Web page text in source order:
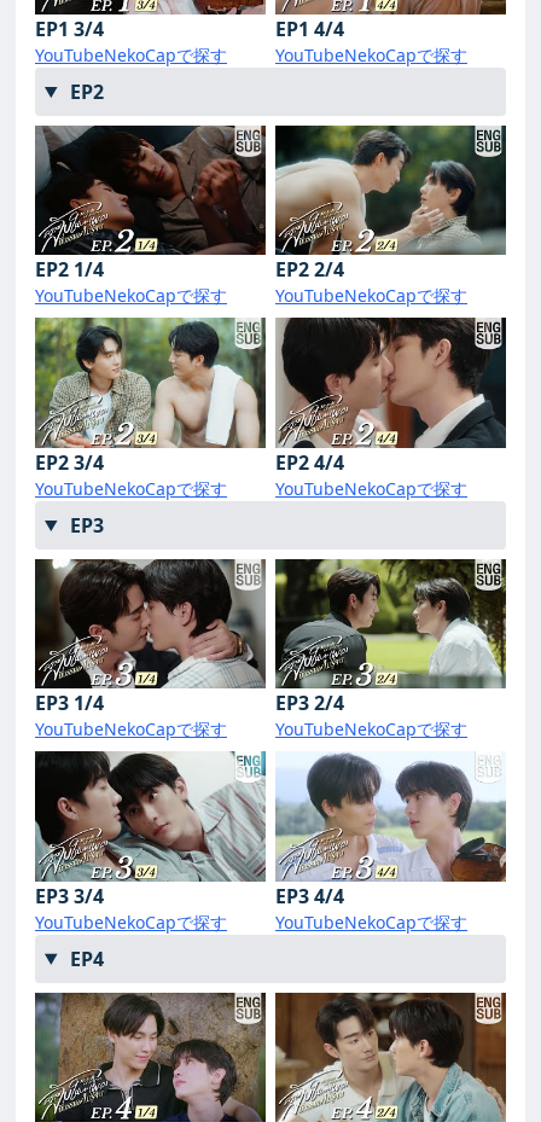
EP1 3/4
YouTubeNekoCapで探す
EP1 4/4
YouTubeNekoCapで探す
EP2
EP2 1/4
YouTubeNekoCapで探す
EP2 2/4
YouTubeNekoCapで探す
EP2 3/4
YouTubeNekoCapで探す
EP2 4/4
YouTubeNekoCapで探す
EP3
EP3 1/4
YouTubeNekoCapで探す
EP3 2/4
YouTubeNekoCapで探す
EP3 3/4
YouTubeNekoCapで探す
EP3 4/4
YouTubeNekoCapで探す
EP4